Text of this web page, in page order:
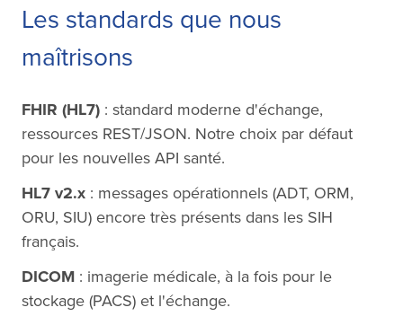
Les standards que nous
maîtrisons
FHIR (HL7) : standard moderne d'échange,
ressources REST/JSON. Notre choix par défaut
pour les nouvelles API santé.
HL7 v2.x : messages opérationnels (ADT, ORM,
ORU, SIU) encore très présents dans les SIH
français.
DICOM : imagerie médicale, à la fois pour le
stockage (PACS) et l'échange.